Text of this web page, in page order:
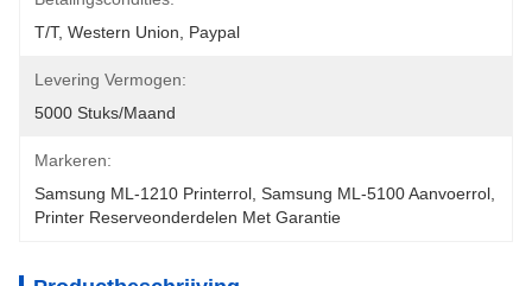
T/T, Western Union, Paypal
Levering Vermogen:
5000 Stuks/maand
Markeren:
Samsung ML-1210 Printerrol Samsung ML-5100 Aanvoerrol
Printer Reserveonderdelen Met Garantie